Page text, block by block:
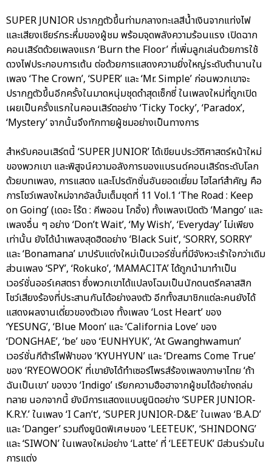
SUPER JUNIOR ปรากฏตัวขึ้นท่ามกลางทะเลสีน้ำเงินจากแท่งไฟ
และเสียงเชียร์กระหึ่มของผู้ชม พร้อมจุดพลังความร้อนแรง เปิดฉาก
คอนเสิร์ตด้วยเพลงแรก ‘Burn the Floor’ ที่เพิ่มลูกเล่นด้วยการใช้
ดวงไฟประกอบการเต้น ต่อด้วยการแสดงความยิ่งใหญ่ระดับตำนานใน
เพลง ‘The Crown’, ‘SUPER’ และ ‘Mr. Simple’ ก่อนพวกเขาจะ
ปรากฏตัวขึ้นอีกครั้งในมาดหนุ่มชุดดำสุดเซ็กซี่ ในเพลงใหม่ที่ถูกเปิด
เผยเป็นครั้งแรกในคอนเสิร์ตอย่าง ‘Ticky Tocky’, ‘Paradox’,
‘Mystery’ จากนั้นจึงทักทายผู้ชมอย่างเป็นทางการ
สำหรับคอนเสิร์ตนี้ ‘SUPER JUNIOR’ ได้เขียนประวัติศาสตร์หน้าใหม่
ของพวกเขา และพิสูจน์ความอลังการของแบรนด์คอนเสิร์ตระดับโลก
ด้วยบทเพลง, การแสดง และโปรดักชั่นอันยอดเยี่ยม ไฮไลท์สำคัญ คือ
การโชว์เพลงใหม่จากอัลบั้มเต็มชุดที่ 11 Vol.1 ‘The Road : Keep
on Going’ (เดอะ โร้ด : คีพออน โกอิ้ง) ทั้งเพลงเปิดตัว ‘Mango’ และ
เพลงอื่น ๆ อย่าง ‘Don’t Wait’, ‘My Wish’, ‘Everyday’ ไม่เพียง
เท่านั้น ยังได้นำเพลงสุดฮิตอย่าง ‘Black Suit’, ‘SORRY, SORRY’
และ ‘Bonamana’ มาปรับแต่งใหม่เป็นเวอร์ชั่นที่มีจังหวะเร้าใจกว่าเดิม
ส่วนเพลง ‘SPY’, ‘Rokuko’, ‘MAMACITA’ ได้ถูกนำมาทำเป็น
เวอร์ชั่นออร์เคสตรา ซึ่งพวกเขาได้แปลงโฉมเป็นนักดนตรีคลาสสิก
โชว์เสียงร้องที่ประสานกันได้อย่างลงตัว อีกทั้งสมาชิกแต่ละคนยังได้
แสดงผลงานเดี่ยวของตัวเอง ทั้งเพลง ‘Lost Heart’ ของ
‘YESUNG’, ‘Blue Moon’ และ ‘California Love’ ของ
‘DONGHAE’, ‘be’ ของ ‘EUNHYUK’, ‘At Gwanghwamun’
เวอร์ชั่นกีต้าร์ไฟฟ้าของ ‘KYUHYUN’ และ ‘Dreams Come True’
ของ ‘RYEOWOOK’ ที่เขายังได้ทำเซอร์ไพรส์ร้องเพลงภาษาไทย ‘ถ้า
ฉันเป็นเขา’ ของวง ‘Indigo’ เรียกความฮือฮาจากผู้ชมได้อย่างถล่ม
ทลาย นอกจากนี้ ยังมีการแสดงแบบยูนิตอย่าง ‘SUPER JUNIOR-
K.R.Y.’ ในเพลง ‘I Can’t’, ‘SUPER JUNIOR-D&E’ ในเพลง ‘B.A.D’
และ ‘Danger’ รวมถึงยูนิตพิเศษของ ‘LEETEUK’, ‘SHINDONG’
และ ‘SIWON’ ในเพลงใหม่อย่าง ‘Latte’ ที่ ‘LEETEUK’ มีส่วนร่วมใน
การแต่ง